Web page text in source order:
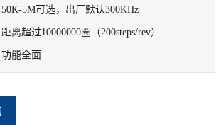
5M可选，出厂默认300KHz
离超过10000000圈（200steps/rev）
功能全面